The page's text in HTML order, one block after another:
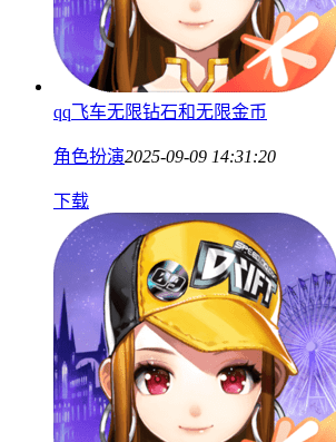
qq飞车无限钻石和无限金币
角色扮演2025-09-09 14:31:20
下载